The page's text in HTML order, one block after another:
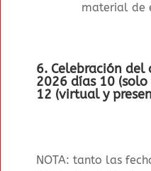
material de
6. Celebración del
2026días 10
12 (virtual y
NOTA: tanto las